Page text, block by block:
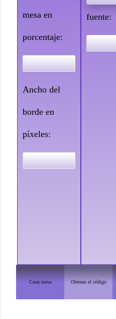
mesa en
porcentaje:
Ancho del
borde en
píxeles:
fuente:
Crear mesa Obtener el código